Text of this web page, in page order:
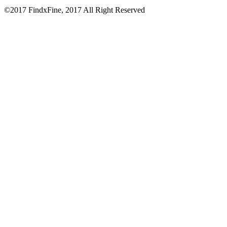
©2017 FindxFine, 2017 All Right Reserved